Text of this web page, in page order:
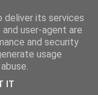
deliver its services
user-agent are
and security
usage
IT